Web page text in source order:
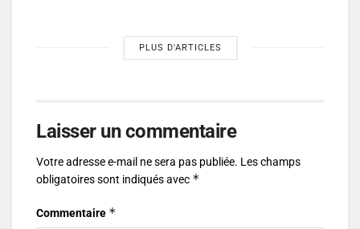
PLUS D'ARTICLES
Laisser un commentaire
Votre adresse e-mail ne sera pas publiée. Les champs
obligatoires sont indiqués avec *
Commentaire *